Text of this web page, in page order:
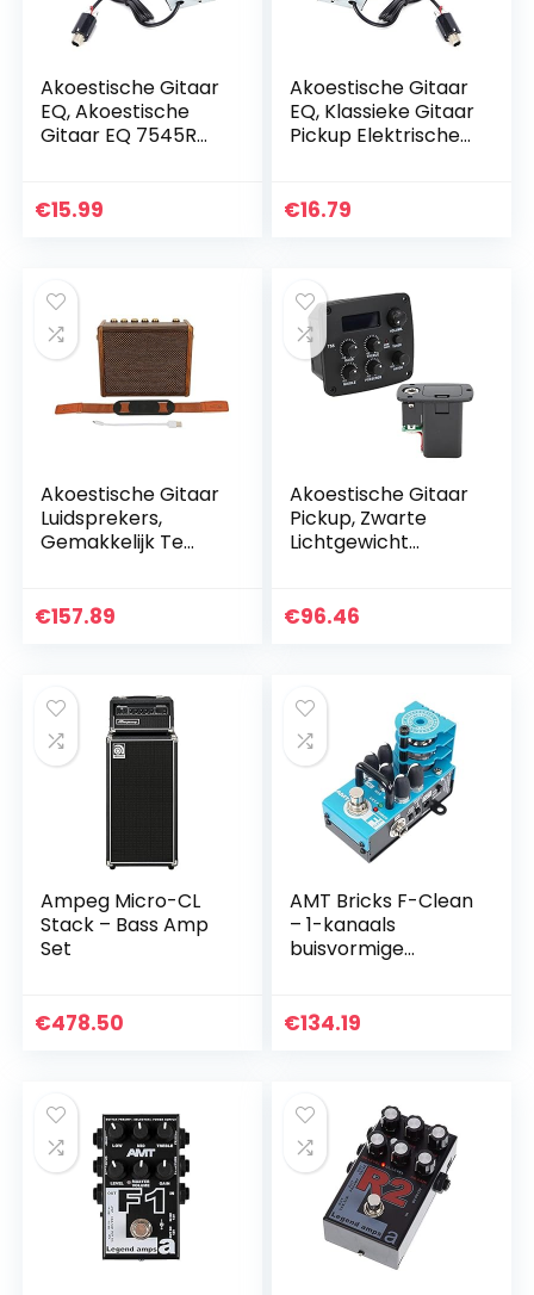
Akoestische Gitaar
EQ, Akoestische
Gitaar EQ 7545R
Houten voor
€15.99
Akoestische Gitaar
EQ, Klassieke Gitaar
Pickup Elektrische
Batterij Indicator
€16.79
Akoestische Gitaar
Luidsprekers,
Gemakkelijk Te
Gitaar Draadloze
€157.89
Akoestische Gitaar
Pickup, Zwarte
Lichtgewicht
voor Gitaren
€96.46
Ampeg Micro-CL
Stack – Bass Amp
Set
€478.50
AMT Bricks F-Clean
– 1-kanaals
buisvormige
€134.19